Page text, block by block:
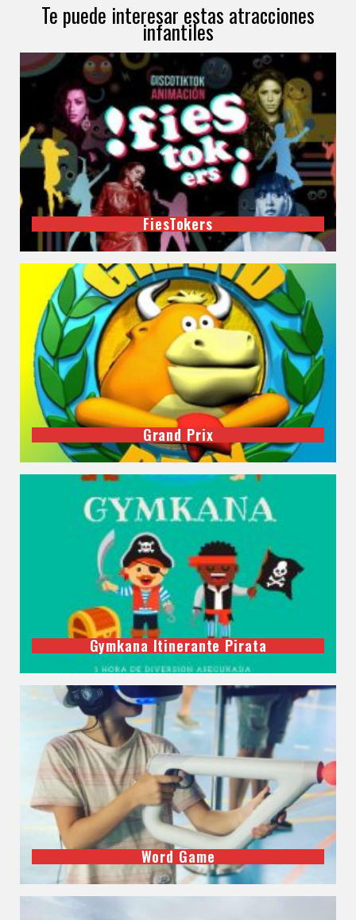
Te puede interesar estas atracciones
infantiles
FiesTokers
Grand Prix
Gymkana Itinerante Pirata
Word Game